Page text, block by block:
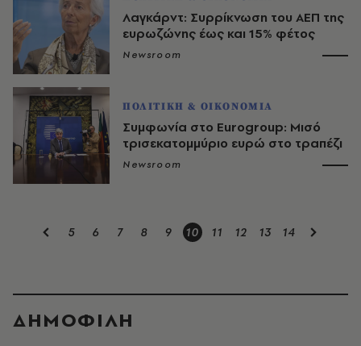
Λαγκάρντ: Συρρίκνωση του ΑΕΠ της
ευρωζώνης έως και 15% φέτος
Newsroom
ΠΟΛΙΤΙΚΗ & ΟΙΚΟΝΟΜΙΑ
Συμφωνία στο Eurogroup: Μισό
τρισεκατομμύριο ευρώ στο τραπέζι
Newsroom
5 6 7 8 9 10 11 12 13 14
ΔΗΜΟΦΙΛΗ